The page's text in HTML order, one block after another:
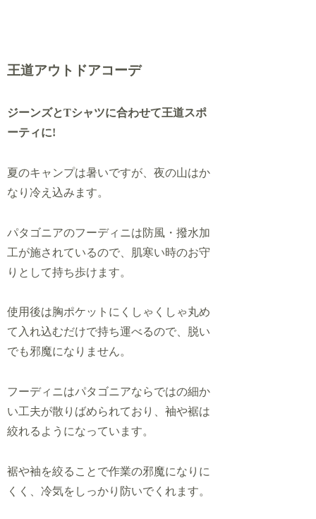
王道アウトドアコーデ
ジーンズとTシャツに合わせて王道スポ
ーティに!
夏のキャンプは暑いですが、夜の山はか
なり冷え込みます。
パタゴニアのフーディニは防風・撥水加
工が施されているので、肌寒い時のお守
りとして持ち歩けます。
使用後は胸ポケットにくしゃくしゃ丸め
て入れ込むだけで持ち運べるので、脱い
でも邪魔になりません。
フーディニはパタゴニアならではの細か
い工夫が散りばめられており、袖や裾は
絞れるようになっています。
裾や袖を絞ることで作業の邪魔になりに
くく、冷気をしっかり防いでくれます。